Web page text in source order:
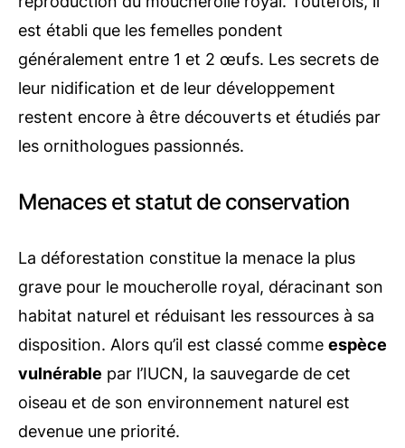
est établi que les femelles pondent
généralement entre 1 et 2 œufs. Les secrets de
leur nidification et de leur développement
restent encore à être découverts et étudiés par
les ornithologues passionnés.
Menaces et statut de conservation
La déforestation constitue la menace la plus
grave pour le moucherolle royal, déracinant son
habitat naturel et réduisant les ressources à sa
disposition. Alors qu’il est classé comme espèce
vulnérable par l’IUCN, la sauvegarde de cet
oiseau et de son environnement naturel est
devenue une priorité.